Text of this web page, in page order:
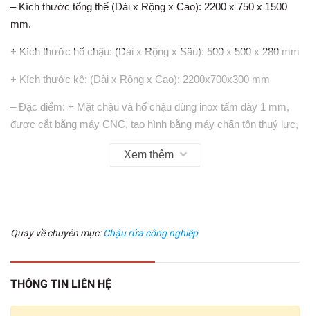
– Kích thước tổng thể (Dài x Rộng x Cao): 2200 x 750 x 1500
mm.
+ Kích thước hố chậu: (Dài x Rộng x Sâu): 500 x 500 x 280 mm
+ Kích thước kệ: (Dài x Rộng x Cao): 2200x700x300 mm
– Đặc điểm: + Mặt chậu và hố chậu dùng inox tấm dày 1 mm,
được cắt bằng máy CNC, tạo hình bằng máy chấn tôn thuỷ lực,
10×20 mm
+ Có 2 hố chậu, 2 bộ xi phông thoát nước
+ Các mối hàn được thực hiện bằng công nghệ hàn TIG có khí
Ar bảo vệ chống oxi hóa
Xem thêm
Quay về chuyên mục:Chậu rửa công nghiệp
THÔNG TIN LIÊN HỆ